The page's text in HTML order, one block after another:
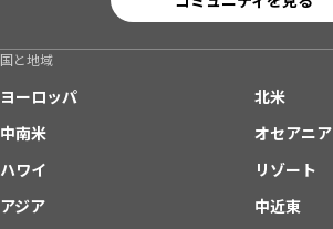
国と地域
ヨーロッパ
北米
中南米
オセアニア
ハワイ
リゾート
アジア
中近東